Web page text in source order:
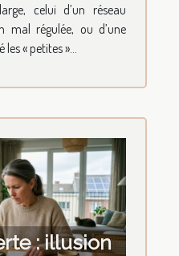
celui d’un réseau
mal régulée, ou d’une
« petites »...
: illusion